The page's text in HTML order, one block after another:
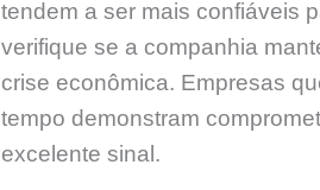
tendem a ser mais confiáveis
verifique se a companhia
crise econômica. Empresas
tempo demonstram
excelente sinal.